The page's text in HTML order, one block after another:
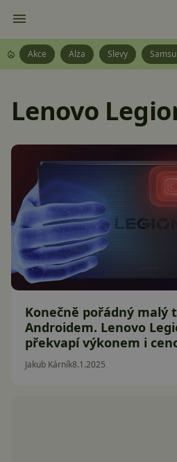
Akce Alza Slevy
Lenovo
Konečně pořádný malý
Androidem. Lenovo
překvapí výkonem i
Jakub Kárník8.1.2025